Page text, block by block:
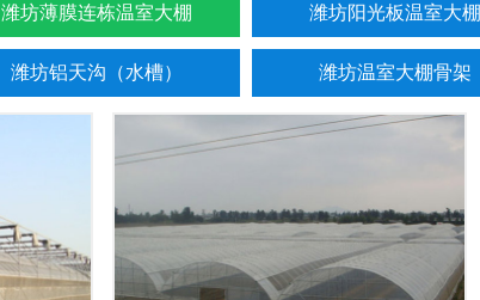
潍坊薄膜连栋温室大棚 潍坊阳光板温室大棚
潍坊铝天沟（水槽） 潍坊温室大棚骨架